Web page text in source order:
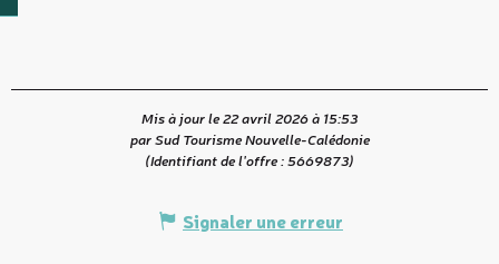
Mis à jour le 22 avril 2026 à 15:53
par Sud Tourisme Nouvelle-Calédonie
(Identifiant de l'offre :5669873)
Signaler une erreur